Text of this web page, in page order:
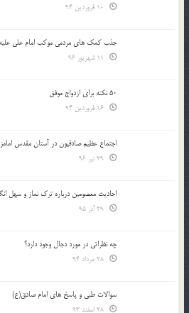
جذب کمک های مردمی موکب امام علی علیه
50 نکته برای ازدواج موفق
اجتماع عظیم صادقیون در آستان مقدس
احادیث معصومین درباره ترک نماز و سهل
چه نظراتی در مورد دجال وجود دارد؟
سوالات طبی و پاسخ های امام صادق(ع)